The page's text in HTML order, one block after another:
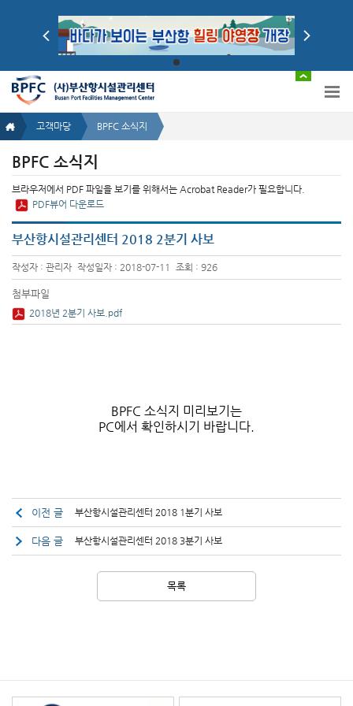
고객마당 BPFC 소식지
BPFC 소식지
브라우저에서 PDF 파일을 보기를 위해서는 Acrobat Reader가 필요합니다.
PDF뷰어 다운로드
부산항시설관리센터 2018 2분기 사보
작성자 : 관리자 작성일자 : 2018-07-11 조회 : 926
첨부파일
2018년 2분기 사보.pdf
BPFC 소식지 미리보기는
PC에서 확인하시기 바랍니다.
이전 글 부산항시설관리센터 2018 1분기 사보
다음 글 부산항시설관리센터 2018 3분기 사보
목록